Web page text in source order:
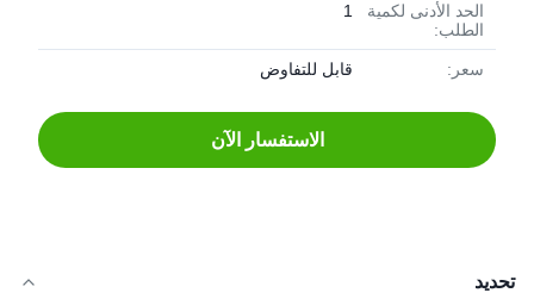
الحد الأدنى لكمية
الطلب:
1
سعر: قابل للتفاوض
الاستفسار الآن
تحديد